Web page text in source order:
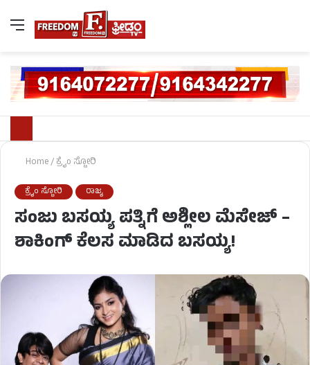
Home/ಕ್ರೈಂ ಸ್ಟೋರಿ
ಕ್ರೈಂ ಸ್ಟೋರಿ ರಾಜ್ಯ
ಸಂಜು ಬಸಯ್ಯ ಪತ್ನಿಗೆ ಅಶ್ಲೀಲ ಮೆಸೇಜ್ –
ಶಾಕಿಂಗ್ ಕೆಲಸ ಮಾಡಿದ ಬಸಯ್ಯ!